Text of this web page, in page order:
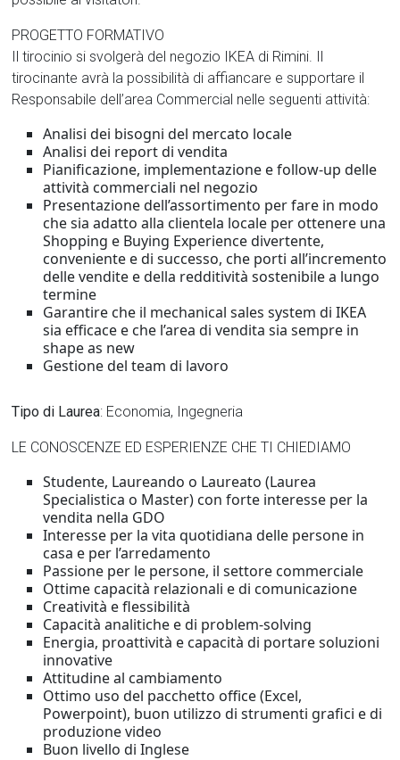
PROGETTO FORMATIVO
Il tirocinio si svolgerà del negozio IKEA di Rimini. Il
tirocinante avrà la possibilità di affiancare e supportare il
Responsabile dell’area Commercial nelle seguenti attività:
Analisi dei bisogni del mercato locale
Analisi dei report di vendita
Pianificazione, implementazione e follow-up delle
attività commerciali nel negozio
Presentazione dell’assortimento per fare in modo
che sia adatto alla clientela locale per ottenere una
Shopping e Buying Experience divertente,
conveniente e di successo, che porti all’incremento
delle vendite e della redditività sostenibile a lungo
termine
Garantire che il mechanical sales system di IKEA
sia efficace e che l’area di vendita sia sempre in
shape as new
Gestione del team di lavoro
Tipo di Laurea: Economia, Ingegneria
LE CONOSCENZE ED ESPERIENZE CHE TI CHIEDIAMO
Studente, Laureando o Laureato (Laurea
Specialistica o Master) con forte interesse per la
vendita nella GDO
Interesse per la vita quotidiana delle persone in
casa e per l’arredamento
Passione per le persone, il settore commerciale
Ottime capacità relazionali e di comunicazione
Creatività e flessibilità
Capacità analitiche e di problem-solving
Energia, proattività e capacità di portare soluzioni
innovative
Attitudine al cambiamento
Ottimo uso del pacchetto office (Excel,
Powerpoint), buon utilizzo di strumenti grafici e di
produzione video
Buon livello di Inglese